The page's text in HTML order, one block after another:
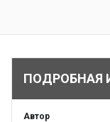
ПОДРОБНАЯ
Автор